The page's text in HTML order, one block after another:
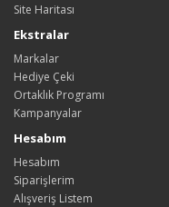
Site Haritası
Ekstralar
Markalar
Hediye Çeki
Ortaklık Programı
Kampanyalar
Hesabım
Hesabım
Siparişlerim
Alışveriş Listem